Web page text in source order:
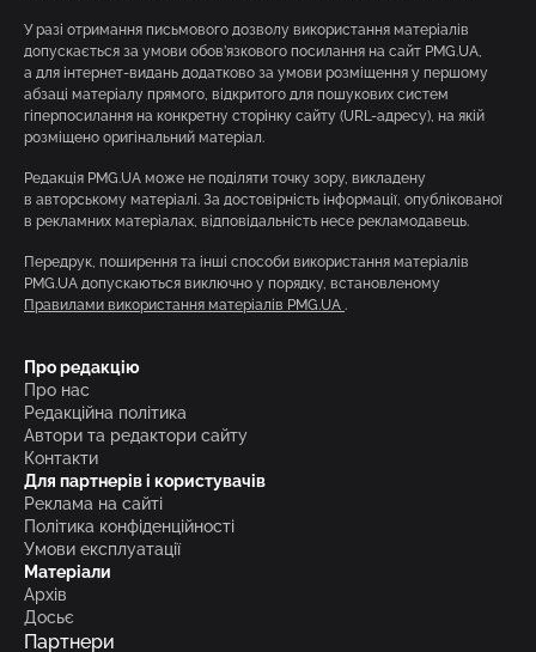
У разі отримання письмового дозволу використання матеріалів
допускається за умови обов’язкового посилання на сайт PMG.UA,
а для інтернет-видань додатково за умови розміщення у першому
абзаці матеріалу прямого, відкритого для пошукових систем
гіперпосилання на конкретну сторінку сайту (URL-адресу), на якій
розміщено оригінальний матеріал.
Редакція PMG.UA може не поділяти точку зору, викладену
в авторському матеріалі. За достовірність інформації, опублікованої
в рекламних матеріалах, відповідальність несе рекламодавець.
Передрук, поширення та інші способи використання матеріалів
PMG.UA допускаються виключно у порядку, встановленому
Правилами використання матеріалів PMG.UA .
Про редакцію
Про нас
Редакційна політика
Автори та редактори сайту
Контакти
Для партнерів і користувачів
Реклама на сайті
Політика конфіденційності
Умови експлуатації
Матеріали
Архів
Досьє
Партнери